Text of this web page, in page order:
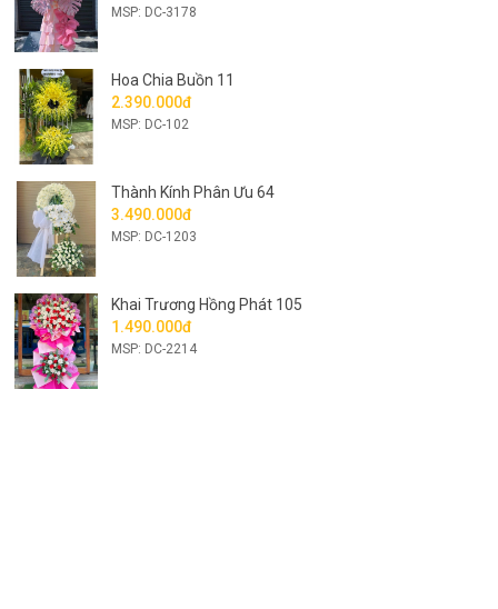
MSP: DC-3178
Hoa Chia Buồn 11
2.390.000đ
MSP: DC-102
Thành Kính Phân Ưu 64
3.490.000đ
MSP: DC-1203
Khai Trương Hồng Phát 105
1.490.000đ
MSP: DC-2214